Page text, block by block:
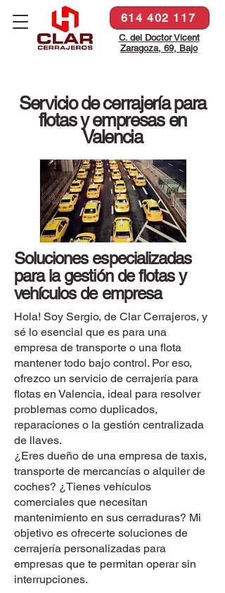
614 402 117
C. del Doctor Vicent
Zaragoza, 69, Bajo
Servicio de cerrajería para
flotas y empresas en
Valencia
Soluciones especializadas
para la gestión de flotas y
vehículos de empresa
Hola! Soy Sergio, de Clar Cerrajeros, y
sé lo esencial que es para una
empresa de transporte o una flota
mantener todo bajo control. Por eso,
ofrezco un servicio de cerrajería para
flotas en Valencia, ideal para resolver
problemas como duplicados,
reparaciones o la gestión centralizada
de llaves.
¿Eres dueño de una empresa de taxis,
transporte de mercancías o alquiler de
coches? ¿Tienes vehículos
comerciales que necesitan
mantenimiento en sus cerraduras? Mi
objetivo es ofrecerte soluciones de
cerrajería personalizadas para
empresas que te permitan operar sin
interrupciones.